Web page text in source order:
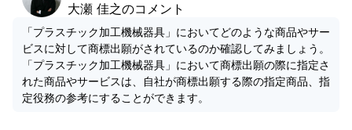
大瀬 佳之のコメント
「プラスチック加工機械器具」においてどのような商品やサー
ビスに対して商標出願がされているのか確認してみましょう。
「プラスチック加工機械器具」において商標出願の際に指定さ
れた商品やサービスは、自社が商標出願する際の指定商品、指
定役務の参考にすることができます。